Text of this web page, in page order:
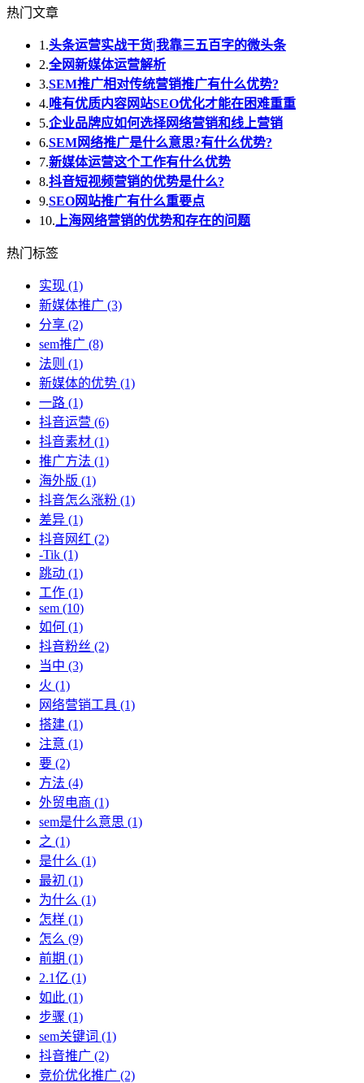
热门文章
1.头条运营实战干货|我靠三五百字的微头条
2.全网新媒体运营解析
3.SEM推广相对传统营销推广有什么优势?
4. 唯有优质内容网站SEO优化才能在困难重重
5.企业品牌应如何选择网络营销和线上营销
6.SEM网络推广是什么意思?有什么优势?
7.新媒体运营这个工作有什么优势
8.抖音短视频营销的优势是什么?
9.SEO网站推广有什么重要点
10. 上海网络营销的优势和存在的问题
热门标签
实现 (1)
新媒体推广 (3)
分享 (2)
sem推广 (8)
法则 (1)
新媒体的优势 (1)
一路 (1)
抖音运营 (6)
抖音素材 (1)
推广方法 (1)
海外版 (1)
抖音怎么涨粉 (1)
差异 (1)
抖音网红 (2)
-Tik (1)
跳动 (1)
工作 (1)
sem (10)
如何 (1)
抖音粉丝 (2)
当中 (3)
火 (1)
网络营销工具 (1)
搭建 (1)
注意 (1)
要 (2)
方法 (4)
外贸电商 (1)
sem是什么意思 (1)
之 (1)
是什么 (1)
最初 (1)
为什么 (1)
怎样 (1)
怎么 (9)
前期 (1)
2.1亿 (1)
如此 (1)
步骤 (1)
sem关键词 (1)
抖音推广 (2)
竞价优化推广 (2)